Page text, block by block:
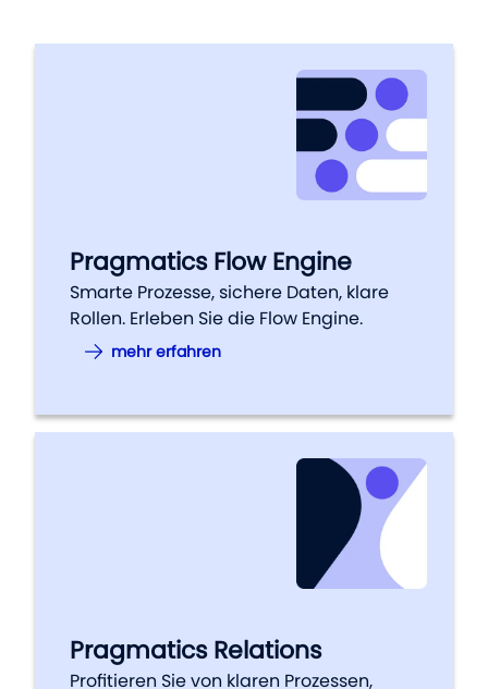
Pragmatics Flow Engine
Smarte Prozesse, sichere Daten, klare
Rollen. Erleben Sie die Flow Engine.
mehr erfahren
Pragmatics Relations
Profitieren Sie von klaren Prozessen,